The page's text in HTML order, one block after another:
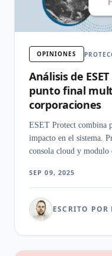
OPINIONES
Análisis de
punto final
corporaciones
ESET Protect combina
impacto en el sistema.
consola cloud y modulo
SEP 09, 2025
ESCRITO